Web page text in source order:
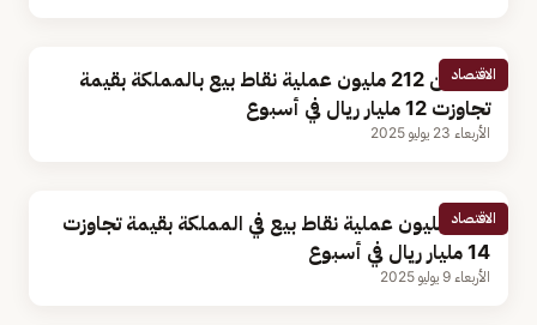
الاقتصاد
أكثر من 212 مليون عملية نقاط بيع بالمملكة بقيمة
تجاوزت 12 مليار ريال في أسبوع
الأربعاء 23 يوليو 2025
الاقتصاد
230 مليون عملية نقاط بيع في المملكة بقيمة تجاوزت
14 مليار ريال في أسبوع
الأربعاء 9 يوليو 2025